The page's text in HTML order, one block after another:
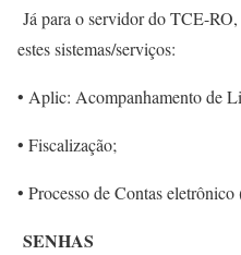
Já para o servidor do TCE-
estes sistemas/serviços:
• Aplic: Acompanhamento de
• Fiscalização;
• Processo de Contas eletrônico
SENHAS